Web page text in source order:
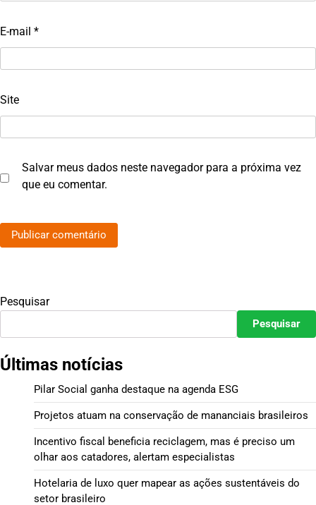
E-mail *
Site
Salvar meus dados neste navegador para a próxima vez
que eu comentar.
Pesquisar
Pesquisar
Últimas notícias
Pilar Social ganha destaque na agenda ESG
Projetos atuam na conservação de mananciais brasileiros
Incentivo fiscal beneficia reciclagem, mas é preciso um
olhar aos catadores, alertam especialistas
Hotelaria de luxo quer mapear as ações sustentáveis do
setor brasileiro